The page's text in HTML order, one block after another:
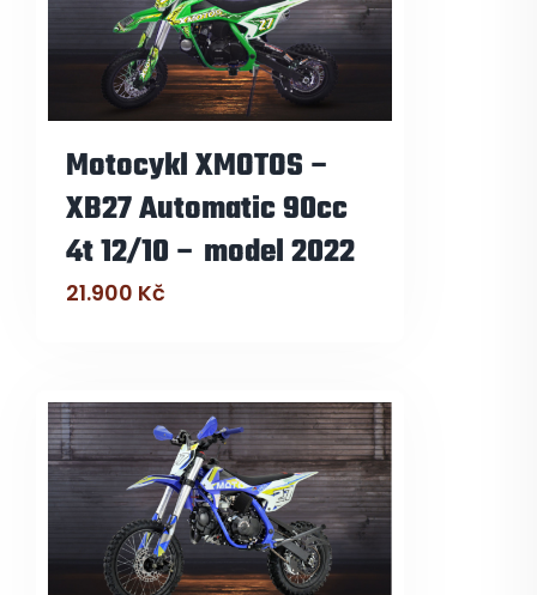
Motocykl XMOTOS –
XB27 Automatic 90cc
4t 12/10 – model 2022
21.900 Kč